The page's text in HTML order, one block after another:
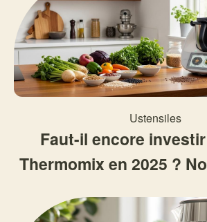
Ustensiles
Faut-il encore
Thermomix en 2025 ?